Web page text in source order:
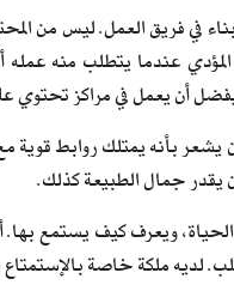
في فريق العمل. ليس من
المؤدي عندما يتطلب منه
أن يعمل في مراكز تحتوي على
يشعر بأنه يمتلك روابط
يقدر جمال الطبيعة كذلك.
ويعرف كيف يستمع بها.
لديه ملكة خاصة